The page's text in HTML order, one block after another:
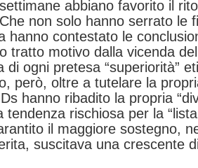
abbiano favorito il
non solo hanno serrato le
hanno contestato le
tratto motivo dalla vicenda
di ogni pretesa “superiorità”
però, oltre a tutelare la
hanno ribadito la propria
tendenza rischiosa per la
il maggiore sostegno,
suscitava una crescente